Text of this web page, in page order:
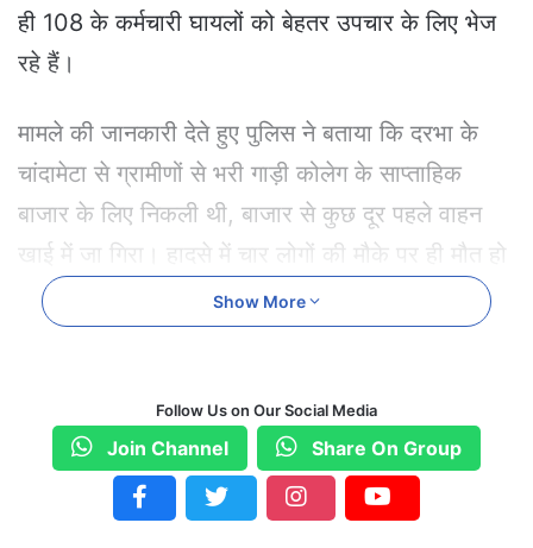
ही 108 के कर्मचारी घायलों को बेहतर उपचार के लिए भेज
रहे हैं।
मामले की जानकारी देते हुए पुलिस ने बताया कि दरभा के
चांदामेटा से ग्रामीणों से भरी गाड़ी कोलेग के साप्ताहिक
बाजार के लिए निकली थी, बाजार से कुछ दूर पहले वाहन
खाई में जा गिरा। हादसे में चार लोगों की मौके पर ही मौत हो
गई जबकि 35 लोग घायल हो गए हैं।
Show More
Follow Us on Our Social Media
Join Channel Share On Group